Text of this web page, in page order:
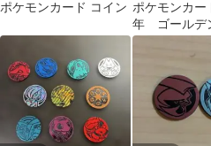
ポケモンカード コイン ポケモンカ
年 ゴールデ
ス サプライ